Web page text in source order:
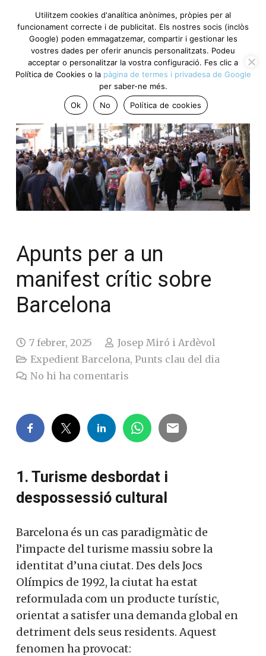
Apunts per a un
manifest crític sobre
Barcelona
7 febrer, 2025
Josep Miró i Ardèvol
Expedient Barcelona,Punts clau del dia
No hi ha comentaris
1. Turisme desbordat i
despossessió cultural
Barcelona és un cas paradigmàtic de
l’impacte del turisme massiu sobre la
identitat d’una ciutat. Des dels Jocs
Olímpics de 1992, la ciutat ha estat
reformulada com un producte turístic,
orientat a satisfer una demanda global en
detriment dels seus residents. Aquest
fenomen ha provocat:
Utilitzem cookies d'analítica anònimes, pròpies per al
funcionament correcte i de publicitat. Els nostres socis (inclòs
Google) poden emmagatzemar, compartir i gestionar les
vostres dades per oferir anuncis personalitzats. Podeu
acceptar o personalitzar la vostra configuració. Fes clic a
Política de Cookies o la pàgina de termes i privadesa de Google
per saber-ne més.
Ok
No Política de cookies